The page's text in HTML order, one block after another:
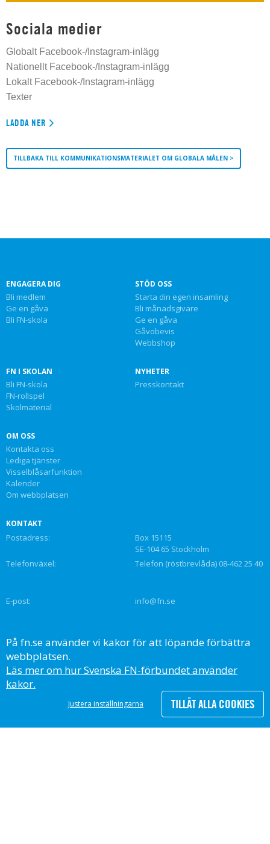
Sociala medier
Globalt Facebook-/Instagram-inlägg
Nationellt Facebook-/Instagram-inlägg
Lokalt Facebook-/Instagram-inlägg
Texter
LADDA NER
TILLBAKA TILL KOMMUNIKATIONSMATERIALET OM GLOBALA MÅLEN >
ENGAGERA DIG
Bli medlem
Ge en gåva
Bli FN-skola
STÖD OSS
Starta din egen insamling
Bli månadsgivare
Ge en gåva
Gåvobevis
Webbshop
FN I SKOLAN
Bli FN-skola
FN-rollspel
Skolmaterial
NYHETER
Presskontakt
OM OSS
Kontakta oss
Lediga tjänster
Visselblåsarfunktion
Kalender
Om webbplatsen
KONTAKT
Postadress:
Box 15115
SE-104 65 Stockholm
Telefonväxel:
Telefon (röstbrevlåda) 08-462 25 40
E-post: info@fn.se
United Nations Association of Sweden
Org.nr: 802000–9232
All insamling går via Svenska FN-förbundets 90-konto, PG 90 05 63-8,
På fn.se använder vi kakor för att löpande förbättra
webbplatsen.
Läs mer om hur Svenska FN-förbundet använder
kakor.
Justera inställningarna TILLÅT ALLA COOKIES